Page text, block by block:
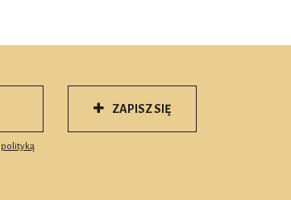
polityką
ZAPISZ SIĘ